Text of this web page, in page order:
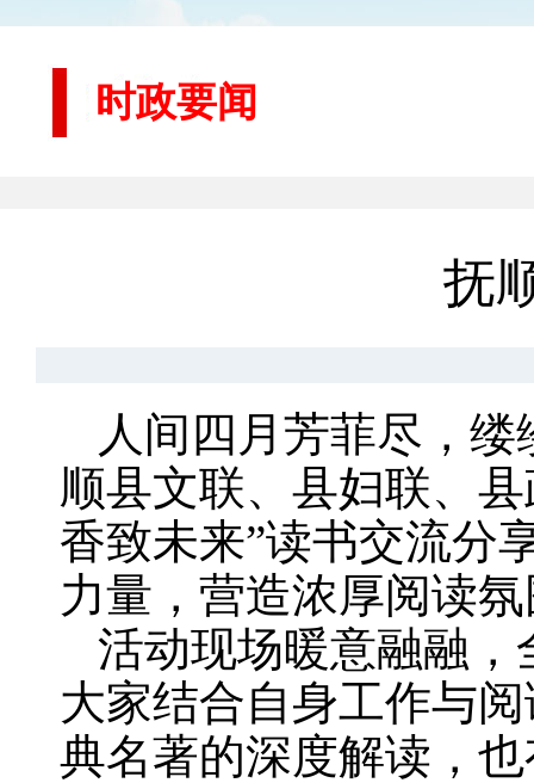
时政要闻
抚
人间四月芳菲尽，
顺县文联、县妇联、
香致未来”读书交流分
力量，营造浓厚阅读
活动现场暖意融融
大家结合自身工作与
典名著的深度解读，